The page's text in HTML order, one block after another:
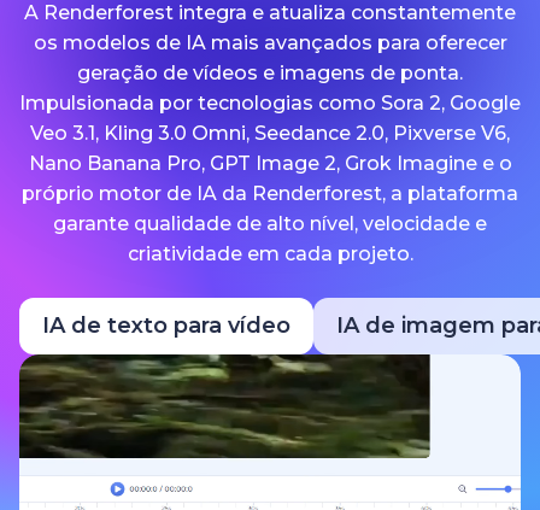
A Renderforest integra e atualiza constantemente
os modelos de IA mais avançados para oferecer
geração de vídeos e imagens de ponta.
Impulsionada por tecnologias como Sora 2, Google
Veo 3.1, Kling 3.0 Omni, Seedance 2.0, Pixverse V6,
Nano Banana Pro, GPT Image 2, Grok Imagine e o
próprio motor de IA da Renderforest, a plataforma
garante qualidade de alto nível, velocidade e
criatividade em cada projeto.
IA de texto para vídeo IA de imagem